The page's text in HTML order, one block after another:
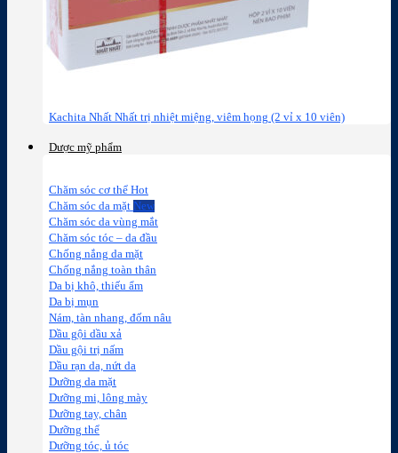
Kachita Nhất Nhất trị nhiệt miệng, viêm họng (2 vỉ x 10 viên)
Dược mỹ phẩm
Chăm sóc cơ thể
Chăm sóc da mặt
Chăm sóc da vùng mắt
Chăm sóc tóc – da đầu
Chống nắng da mặt
Chống nắng toàn thân
Da bị khô, thiếu ẩm
Da bị mụn
Nám, tàn nhang, đốm nâu
Dầu gội dầu xả
Dầu gội trị nấm
Dầu rạn da, nứt da
Dưỡng da mặt
Dưỡng mi, lông mày
Dưỡng tay, chân
Dưỡng thể
Dưỡng tóc, ủ tóc